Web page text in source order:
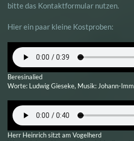
bitte das Kontaktformular nutzen.
Hier ein paar kleine Kostproben:
Beresinalied
Worte: Ludwig Gieseke, Musik: Johann-
Herr Heinrich sitzt am Vogelherd